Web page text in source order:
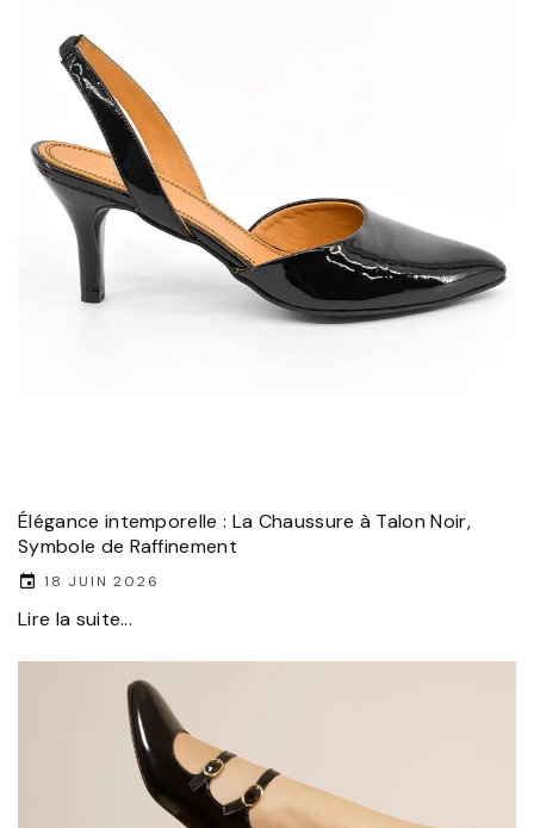
Élégance intemporelle : La Chaussure à Talon Noir,
Symbole de Raffinement
18 JUIN 2026
Lire la suite...